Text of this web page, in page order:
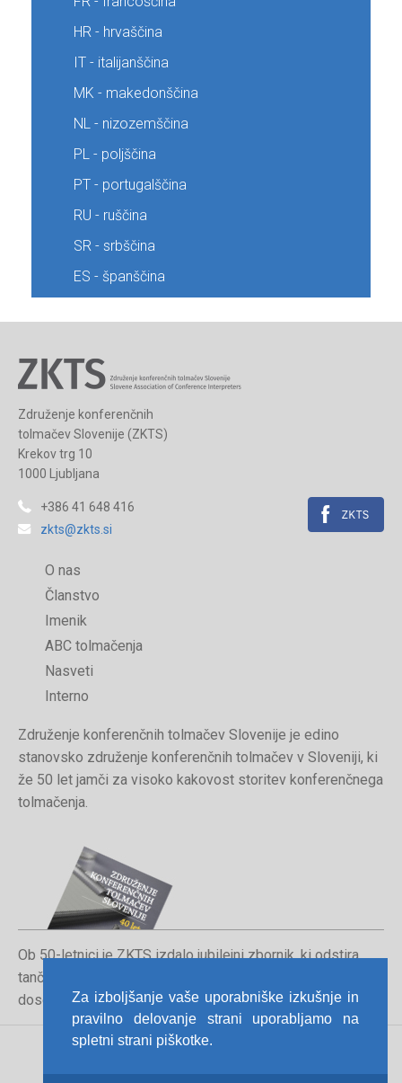
Za izboljšanje vaše uporabniške izkušnje in
pravilno delovanje strani uporabljamo na
spletni strani piškotke.
HR - hrvaščina
IT - italijanščina
MK - makedonščina
NL - nizozemščina
PL - poljščina
PT - portugalščina
RU - ruščina
SR - srbščina
ES - španščina
Združenje konferenčnih
tolmačev Slovenije (ZKTS)
Krekov trg 10
1000 Ljubljana
+386 41 648 416
zkts@zkts.si
O nas
Članstvo
Imenik
ABC tolmačenja
Nasveti
Interno
Združenje konferenčnih tolmačev Slovenije je edino
stanovsko združenje konferenčnih tolmačev v Sloveniji, ki
že 50 let jamči za visoko kakovost storitev konferenčnega
tolmačenja.
Ob 50-letnici je ZKTS izdalo jubilejni zbornik, ki odstira
tančice poklica konferenčnega tolmača in orisuje
dosedanjo pot združenja.
Pravno obvestilo